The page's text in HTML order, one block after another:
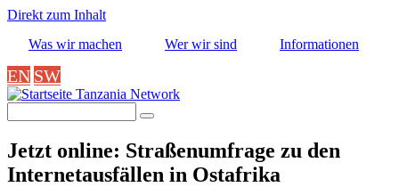
Direkt zum Inhalt
Was wir machen
Wer wir sind Informationen
EN SW
Tanzania Network
Jetzt online: Straßenumfrage zu den
Internetausfällen in Ostafrika